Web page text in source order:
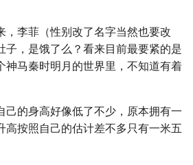
，李菲（性别改了名字当然也要改
子，是饿了么？看来目前最要紧的是
神马秦时明月的世界里，不知道有着
己的身高好像低了不少，原本拥有一
高按照自己的估计差不多只有一米五